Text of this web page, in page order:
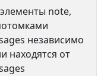
note,
независимо
находятся от